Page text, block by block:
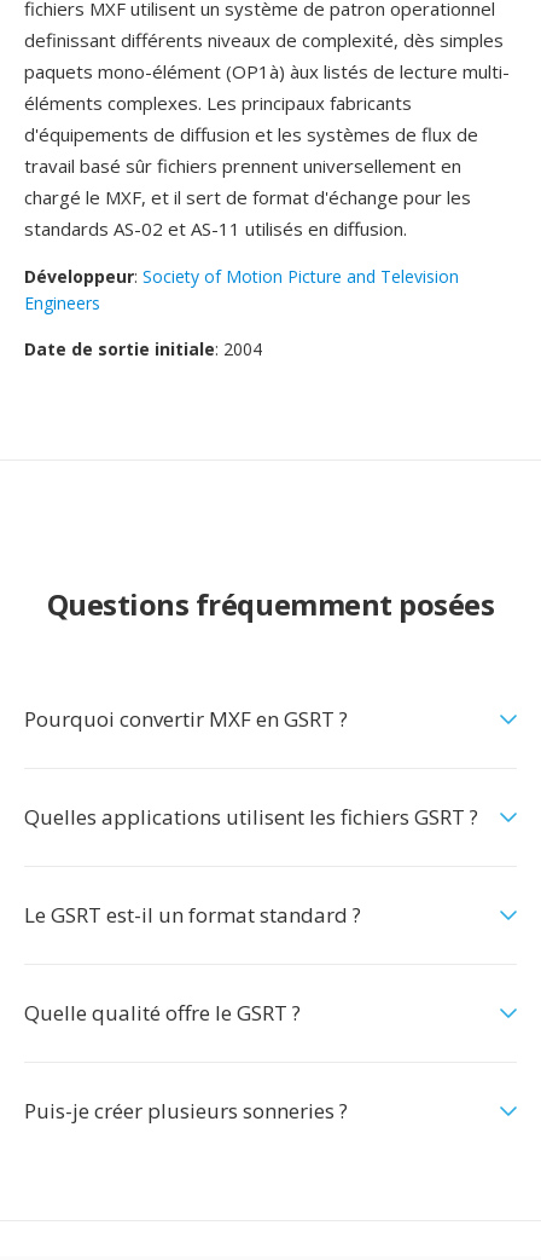
fichiers MXF utilisent un système de patron operationnel
definissant différents niveaux de complexité, dès simples
paquets mono-élément (OP1à) àux listés de lecture multi-
éléments complexes. Les principaux fabricants
d'équipements de diffusion et les systèmes de flux de
travail basé sûr fichiers prennent universellement en
chargé le MXF, et il sert de format d'échange pour les
standards AS-02 et AS-11 utilisés en diffusion.
Développeur: Society of Motion Picture and Television
Engineers
Date de sortie initiale: 2004
Questions fréquemment posées
Pourquoi convertir MXF en GSRT ?
Quelles applications utilisent les fichiers GSRT ?
Le GSRT est-il un format standard ?
Quelle qualité offre le GSRT ?
Puis-je créer plusieurs sonneries ?